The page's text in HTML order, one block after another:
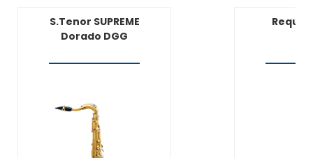
S.Tenor SUPREME
Dorado DGG